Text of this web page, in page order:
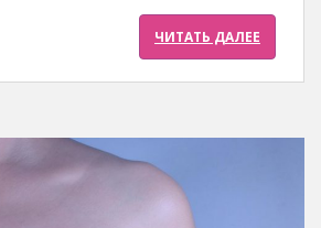
ЧИТАТЬ ДАЛЕЕ